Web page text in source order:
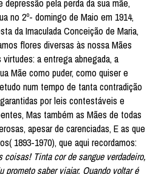
pela perda da sua mãe,
no 2º- domingo de Maio em 1914,
da Imaculada Conceição de Maria,
flores diversas às nossa Mães
a entrega abnegada, a
Mãe como puder, como quiser e
num tempo de tanta contradição
por leis contestáveis e
Mas também as Mães de todas
apesar de carenciadas, E as que
1893-1970), que aqui recordamos:
Tinta cor de sangue verdadeiro,
saber viajar. Quando voltar é